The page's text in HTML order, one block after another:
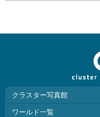
クラスター写真館
ワールド一覧